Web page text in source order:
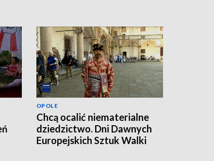
OPOLE
Chcą ocalić niematerialne
dziedzictwo. Dni Dawnych
Europejskich Sztuk Walki